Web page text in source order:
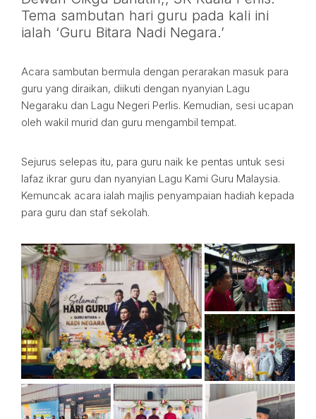
Tema sambutan hari guru pada kali ini
ialah ‘Guru Bitara Nadi Negara.’
Acara sambutan bermula dengan perarakan masuk para
guru yang diraikan, diikuti dengan nyanyian Lagu
Negaraku dan Lagu Negeri Perlis. Kemudian, sesi ucapan
oleh wakil murid dan guru mengambil tempat.
Sejurus selepas itu, para guru naik ke pentas untuk sesi
lafaz ikrar guru dan nyanyian Lagu Kami Guru Malaysia.
Kemuncak acara ialah majlis penyampaian hadiah kepada
para guru dan staf sekolah.